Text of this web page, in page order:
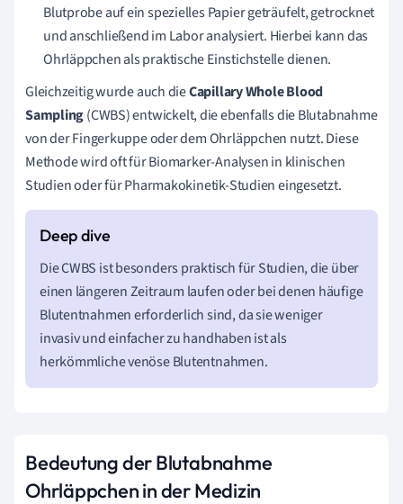
Blutprobe auf ein spezielles Papier geträufelt, getrocknet
und anschließend im Labor analysiert. Hierbei kann das
Ohrläppchen als praktische Einstichstelle dienen.
Gleichzeitig wurde auch dieCapillary Whole Blood
Sampling(CWBS) entwickelt, die ebenfalls die Blutabnahme
von der Fingerkuppe oder dem Ohrläppchen nutzt. Diese
Methode wird oft für Biomarker-Analysen in klinischen
Studien oder für Pharmakokinetik-Studien eingesetzt.
Die CWBS ist besonders praktisch für Studien, die über
einen längeren Zeitraum laufen oder bei denen häufige
Blutentnahmen erforderlich sind, da sie weniger
invasiv und einfacher zu handhaben ist als
herkömmliche venöse Blutentnahmen.
Bedeutung der Blutabnahme
Ohrläppchen in der Medizin